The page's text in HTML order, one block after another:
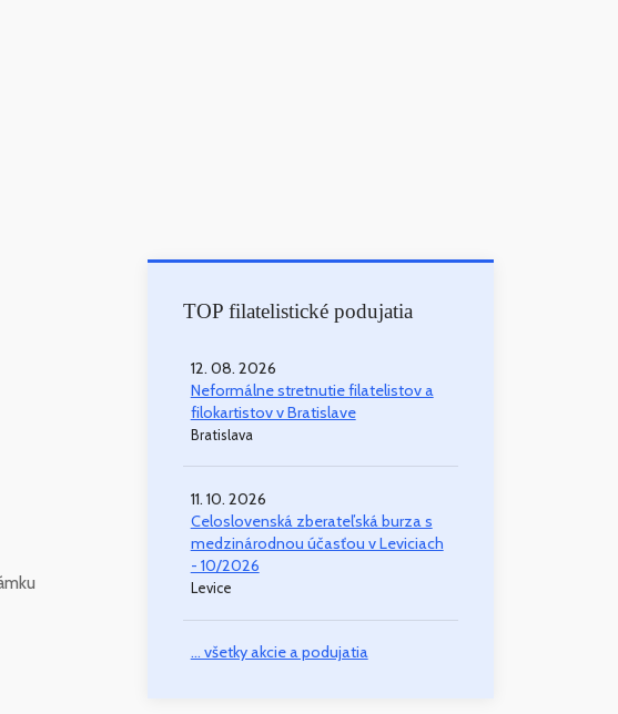
TOP filatelistické podujatia
12. 08. 2026
Neformálne stretnutie filatelistov a
filokartistov v Bratislave
Bratislava
11. 10. 2026
Celoslovenská zberateľská burza s
medzinárodnou účasťou v Leviciach
- 10/2026
Levice
... všetky akcie a podujatia